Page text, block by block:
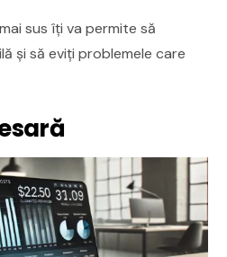
sus îți va permite să
și să eviți problemele care